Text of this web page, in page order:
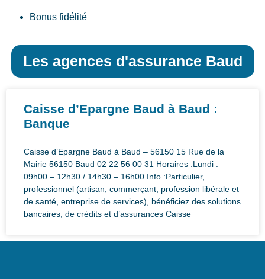
Bonus fidélité
Les agences d'assurance Baud
Caisse d’Epargne Baud à Baud :
Banque
Caisse d’Epargne Baud à Baud – 56150 15 Rue de la
Mairie 56150 Baud 02 22 56 00 31 Horaires :Lundi :
09h00 – 12h30 / 14h30 – 16h00 Info :Particulier,
professionnel (artisan, commerçant, profession libérale et
de santé, entreprise de services), bénéficiez des solutions
bancaires, de crédits et d’assurances Caisse